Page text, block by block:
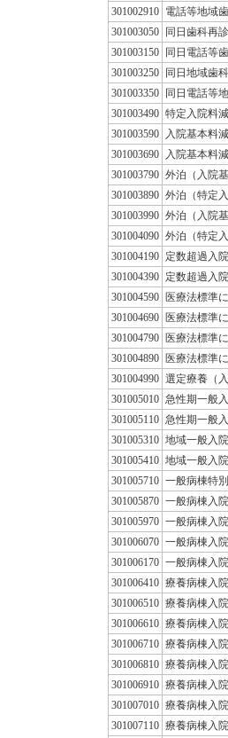
301002910 電話等地域
301003050 同日歯科再
301003150 同日電話等
301003250 同日地域歯
301003350 同日電話等
301003490 特定入院料
301003590
入院基本料
301003690
入院基本料
301003790 外泊（入院
301003890 外泊（特定
301003990 外泊（入院
301004090 外泊（特定
301004190 定数超過入
301004390 定数超過入
301004590 医療法標準
301004690 医療法標準
301004790 医療法標準
301004890 医療法標準
301004990 選定療養（
301005010 急性期一般
301005110 急性期一般
301005310 地域一般入
301005410 地域一般入
301005710 一般病棟特
301005870 一般病棟入
301005970 一般病棟入
301006070 一般病棟入
301006170 一般病棟入
301006410 療養病棟入
301006510 療養病棟入
301006610 療養病棟入
301006710 療養病棟入
301006810 療養病棟入
301006910 療養病棟入
301007010 療養病棟入
301007110 療養病棟入